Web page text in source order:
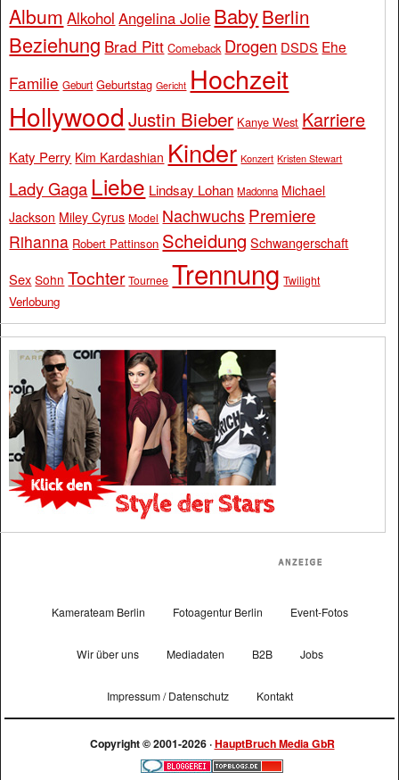
Album Alkohol Angelina Jolie BabyBerlin
Beziehung Brad Pitt Comeback Drogen DSDS Ehe
Familie Geburt Geburtstag Gericht Hochzeit
Hollywood Justin Bieber Kanye West Karriere
Katy Perry Kim Kardashian Kinder Konzert Kristen Stewart
Lady Gaga Liebe Lindsay Lohan Madonna Michael
Jackson Miley Cyrus Model Nachwuchs Premiere
Rihanna Robert Pattinson Scheidung Schwangerschaft
Sex Sohn Tochter Tournee Trennung Twilight
Verlobung
Kamerateam Berlin Fotoagentur Berlin Event-Fotos
Wir über uns Mediadaten B2B Jobs
Impressum / Datenschutz Kontakt
Copyright © 2001-2026 ·HauptBruch Media GbR